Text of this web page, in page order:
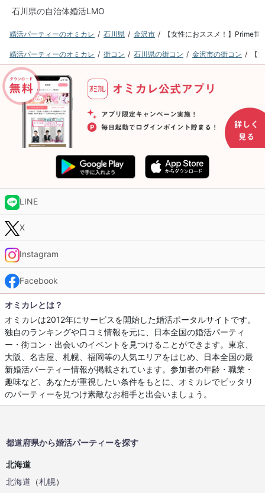
石川県の自治体婚活LMO
婚活パーティーのオミカレ 石川県 金沢市 【女性におススメ！】Prime
婚活パーティーのオミカレ 街コン 石川県の街コン 金沢市の街コン 【
LINE
X
Instagram
Facebook
オミカレとは？
オミカレは2012年にサービスを開始した婚活ポータルサイトです。
独自のランキングや口コミ情報を元に、日本全国の婚活パーティ
ー・街コン・出会いのイベントを見つけることができます。東京、
大阪、名古屋、札幌、福岡等の人気エリアをはじめ、日本全国の最
新婚活パーティー情報が掲載されています。参加者の年齢・職業・
趣味など、あなたが重視したい条件をもとに、オミカレでピッタリ
のパーティーを見つけ素敵なお相手と出会いましょう。
都道府県から婚活パーティーを探す
北海道
北海道 （札幌）